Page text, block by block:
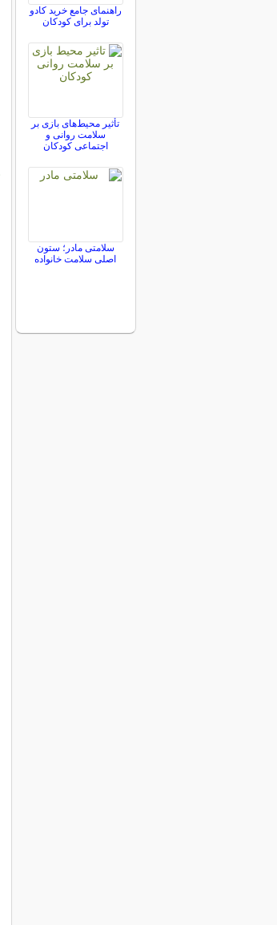
راهنمای جامع خرید کادو
تولد برای کودکان
تأثیر محیط‌های بازی بر
سلامت روانی و
اجتماعی کودکان
سلامتی مادر؛ ستون
اصلی سلامت خانواده